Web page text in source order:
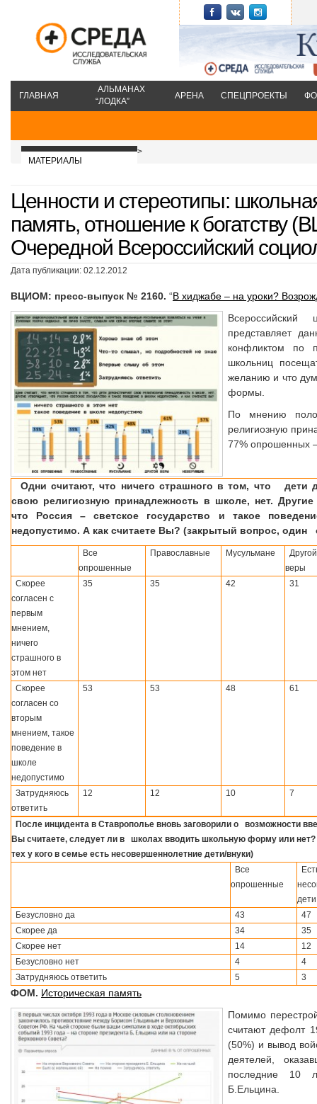
ГЛАВНАЯ
АЛЬМАНАХ
“ЛОДКА”
АРЕНА СПЕЦПРОЕКТЫ
МАТЕРИАЛЫ
>
Ценности и стереотипы:
память, отношение к
Очередной Всероссийский
Дата публикации: 02.12.2012
ВЦИОМ: пресс-выпуск № 2160. “В хиджабе – на уроки?
Всероссийский
представляет
конфликтом по
школьниц
желанию и что
формы.
По мнению
религиозную
77% опрошенных
Одни считают, что ничего страшного в том, что дети
свою религиозную принадлежность в школе, нет.
что Россия – светское государство и такое
недопустимо. А как считаете Вы? (закрытый вопрос,
Все
опрошенные
Православные Мусульмане
Другой
веры
Скорее
согласен с
первым
мнением,
ничего
страшного в
этом нет
35 35 42 31
Скорее
согласен со
вторым
мнением, такое
поведение в
школе
недопустимо
53 53 48 61
Затрудняюсь
ответить
12 12 10 7
После инцидента в Ставрополье вновь заговорили о возможности
Вы считаете, следует ли в школах вводить школьную форму или нет?
тех у кого в семье есть несовершеннолетние дети/внуки)
Все
опрошенные
Безусловно да
43
47
Скорее да
34
35
Скорее нет
14
12
Безусловно нет
4
4
Затрудняюсь ответить
5 3
ФОМ. Историческая память
Помимо
считают дефолт
(50%) и вывод
деятелей,
последние 10
Б.Ельцина.